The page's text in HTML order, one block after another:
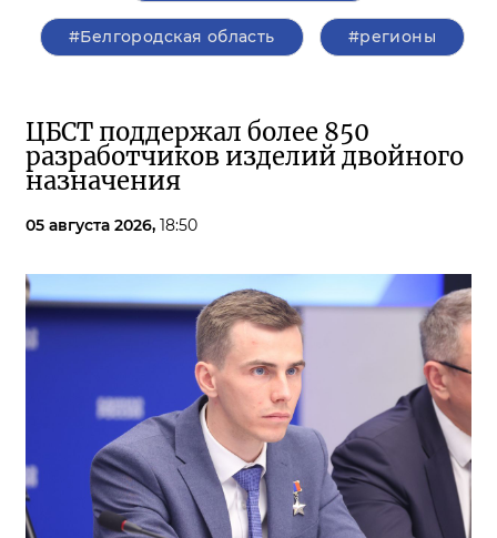
#Белгородская область #регионы
ЦБСТ поддержал более 850
разработчиков изделий двойного
назначения
05 августа 2026, 18:50